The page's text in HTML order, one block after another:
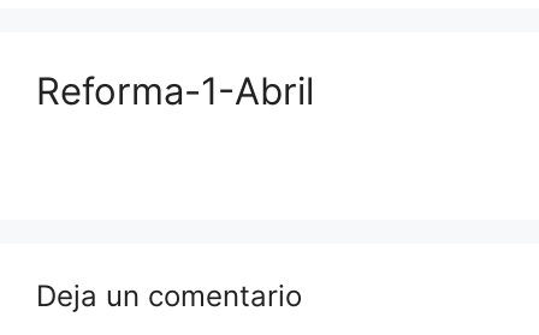
Reforma-1-Abril
Deja un comentario